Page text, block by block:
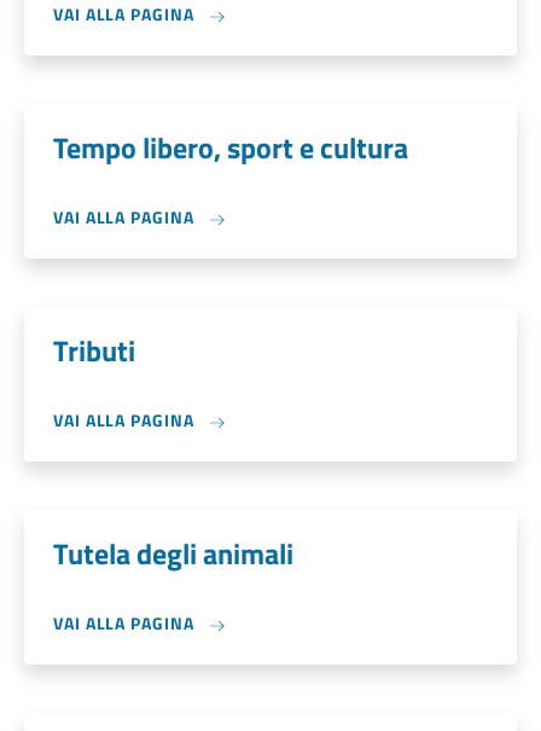
VAI ALLA PAGINA
Tempo libero, sport e cultura
VAI ALLA PAGINA
Tributi
VAI ALLA PAGINA
Tutela degli animali
VAI ALLA PAGINA